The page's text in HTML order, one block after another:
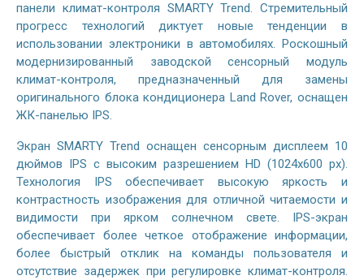
панели климат-контроля SMARTY Trend. Стремительный
прогресс технологий диктует новые тенденции в
использовании электроники в автомобилях. Роскошный
модернизированный заводской сенсорный модуль
климат-контроля, предназначенный для замены
оригинального блока кондиционера Land Rover, оснащен
ЖК-панелью IPS.
Экран SMARTY Trend оснащен сенсорным дисплеем 10
дюймов IPS с высоким разрешением HD (1024х600 px).
Технология IPS обеспечивает высокую яркость и
контрастность изображения для отличной читаемости и
видимости при ярком солнечном свете. IPS-экран
обеспечивает более четкое отображение информации,
более быстрый отклик на команды пользователя и
отсутствие задержек при регулировке климат-контроля.